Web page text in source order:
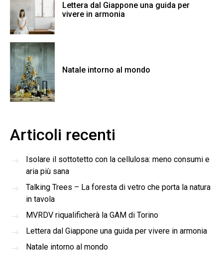
Lettera dal Giappone una guida per
vivere in armonia
Natale intorno al mondo
Articoli recenti
Isolare il sottotetto con la cellulosa: meno consumi e
aria più sana
Talking Trees – La foresta di vetro che porta la natura
in tavola
MVRDV riqualificherà la GAM di Torino
Lettera dal Giappone una guida per vivere in armonia
Natale intorno al mondo